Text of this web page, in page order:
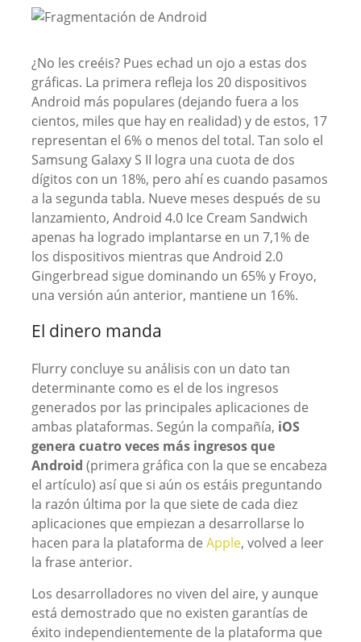
¿No les creéis? Pues echad un ojo a estas dos
gráficas. La primera refleja los 20 dispositivos
Android más populares (dejando fuera a los
cientos, miles que hay en realidad) y de estos, 17
representan el 6% o menos del total. Tan solo el
Samsung Galaxy S II logra una cuota de dos
dígitos con un 18%, pero ahí es cuando pasamos
a la segunda tabla. Nueve meses después de su
lanzamiento, Android 4.0 Ice Cream Sandwich
apenas ha logrado implantarse en un 7,1% de
los dispositivos mientras que Android 2.0
Gingerbread sigue dominando un 65% y Froyo,
una versión aún anterior, mantiene un 16%.
El dinero manda
Flurry concluye su análisis con un dato tan
determinante como es el de los ingresos
generados por las principales aplicaciones de
ambas plataformas. Según la compañía, iOS
genera cuatro veces más ingresos que
Android (primera gráfica con la que se encabeza
el artículo) así que si aún os estáis preguntando
la razón última por la que siete de cada diez
aplicaciones que empiezan a desarrollarse lo
hacen para la plataforma de Apple, volved a leer
la frase anterior.
Los desarrolladores no viven del aire, y aunque
está demostrado que no existen garantías de
éxito independientemente de la plataforma que